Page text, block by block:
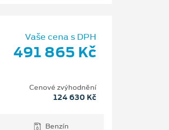
Vaše cena s DPH
491 865 Kč
Cenové zvýhodnění
124 630 Kč
Benzín